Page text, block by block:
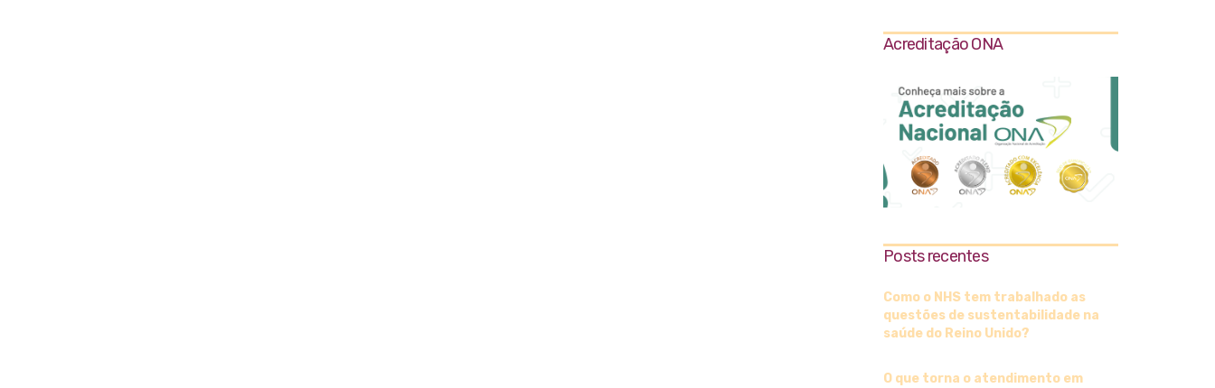
Acreditação ONA
Posts recentes
Como o NHS tem trabalhado as
questões de sustentabilidade na
saúde do Reino Unido?
O que torna o atendimento em